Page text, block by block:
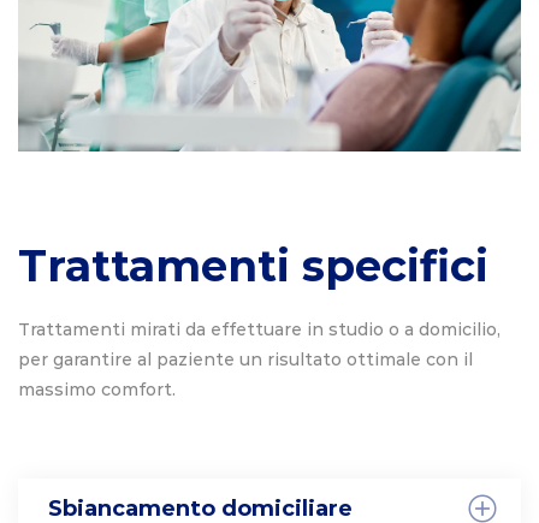
Trattamenti specifici
Trattamenti mirati da effettuare in studio o a domicilio,
per garantire al paziente un risultato ottimale con il
massimo comfort.
Sbiancamento domiciliare